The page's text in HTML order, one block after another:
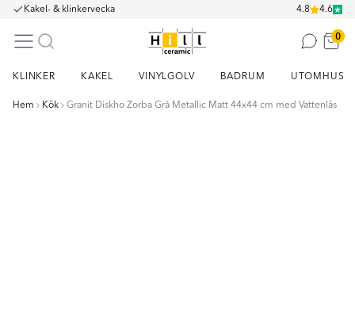
Kakel- & klinkervecka 4.8 4.6
0
KLINKER KAKEL VINYLGOLV BADRUM UTOMHUS
Hem Kök Granit Diskho Zorba Grå Metallic Matt 44x44 cm med Vattenlås